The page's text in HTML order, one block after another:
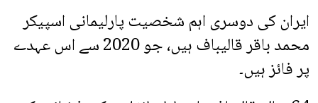
ایران کی دوسری اہم شخصیت پارلیمانی اسپیکر
محمد باقر قالیباف ہیں، جو 2020 سے اس عہدے
پر فائز ہیں۔